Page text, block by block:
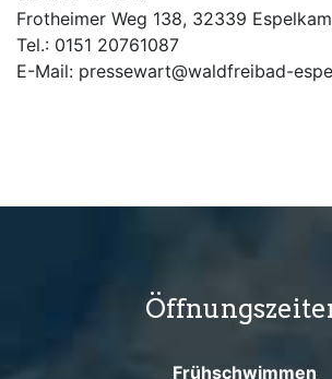
Frotheimer Weg 138, 32339
Tel.: 0151 20761087
E-Mail: pressewart@waldfreibad-
Frühschwimmen